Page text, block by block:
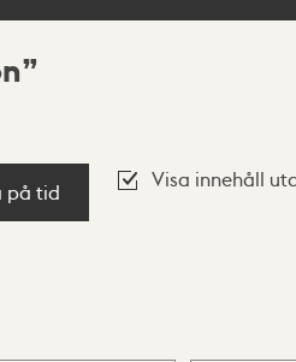
på tid
Visa innehåll